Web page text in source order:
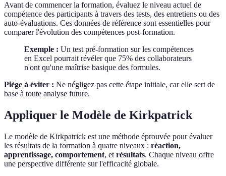
Avant de commencer la formation, évaluez le niveau actuel de
compétence des participants à travers des tests, des entretiens ou des
auto-évaluations. Ces données de référence sont essentielles pour
comparer l'évolution des compétences post-formation.
Exemple : Un test pré-formation sur les compétences
en Excel pourrait révéler que 75% des collaborateurs
n'ont qu'une maîtrise basique des formules.
Piège à éviter : Ne négligez pas cette étape initiale, car elle sert de
base à toute analyse future.
Appliquer le Modèle de Kirkpatrick
Le modèle de Kirkpatrick est une méthode éprouvée pour évaluer
les résultats de la formation à quatre niveaux : réaction,
apprentissage, comportement, et résultats. Chaque niveau offre
une perspective différente sur l'efficacité globale.